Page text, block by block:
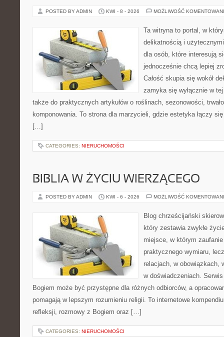
POSTED BY ADMIN KWI - 8 - 2026 MOŻLIWOŚĆ
Ta witryna to portal, w
delikatnością i
dla osób, które interesują
jednocześnie chcą lepiej
Całość skupia się wokół
zamyka się wyłącznie w
także do praktycznych artykułów o roślinach, sezonowości,
komponowania. To strona dla marzycieli, gdzie estetyka łączy
[…]
CATEGORIES: NIERUCHOMOŚCI
BIBLIA W ŻYCIU WIERZĄCEGO
POSTED BY ADMIN KWI - 6 - 2026 MOŻLIWOŚĆ
Blog chrześcijański
który zestawia zwykłe
miejsce, w którym
praktycznego wymiaru,
relacjach, w obowiązkach,
w doświadczeniach.
Bogiem może być przystępne dla różnych odbiorców, a
pomagają w lepszym rozumieniu religii. To internetowe
refleksji, rozmowy z Bogiem oraz […]
CATEGORIES: NIERUCHOMOŚCI